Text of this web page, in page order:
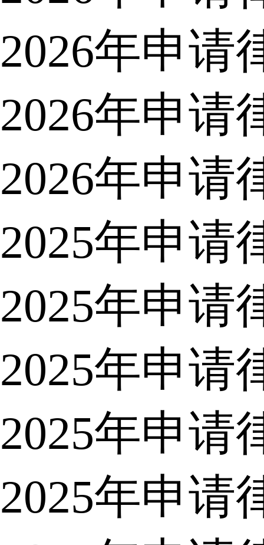
2026年申请
2026年申请
2026年申请
2025年申请
2025年申请
2025年申请
2025年申请
2025年申请